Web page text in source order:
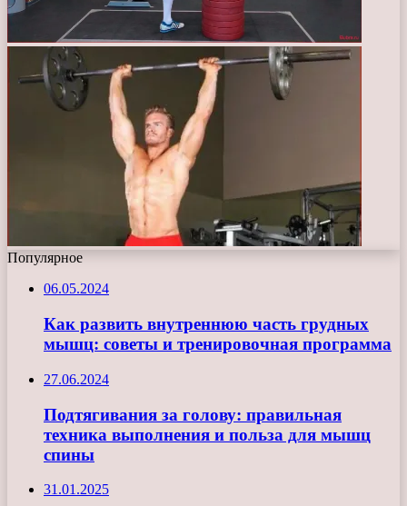
Популярное
06.05.2024
Как развить внутреннюю часть грудных
мышц: советы и тренировочная программа
27.06.2024
Подтягивания за голову: правильная
техника выполнения и польза для мышц
спины
31.01.2025